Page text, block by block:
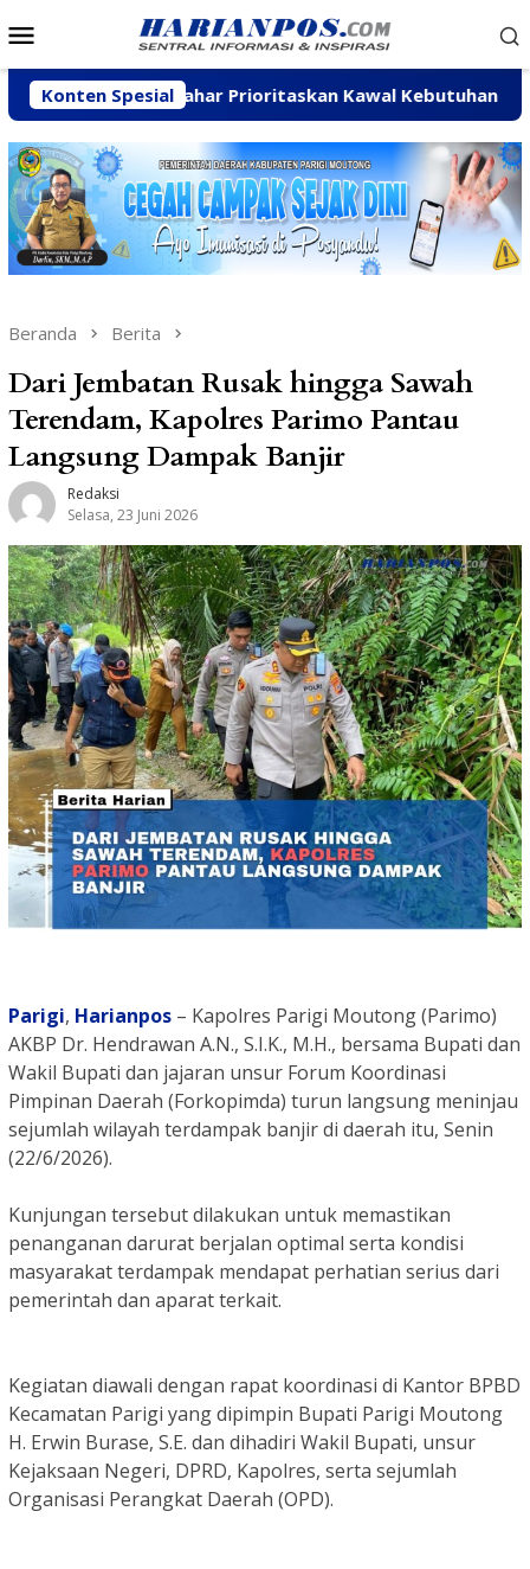
ke
Mobile
Konten Spesial
Sahar Prioritaskan Kawal Kebutuhan Dasar Warga
Beranda Berita
Dari Jembatan Rusak hingga Sawah
Terendam, Kapolres Parimo Pantau
Langsung Dampak Banjir
Redaksi
Selasa, 23 Juni 2026
Parigi, Harianpos – Kapolres Parigi Moutong (Parimo)
AKBP Dr. Hendrawan A.N., S.I.K., M.H., bersama Bupati dan
Wakil Bupati dan jajaran unsur Forum Koordinasi
Pimpinan Daerah (Forkopimda) turun langsung meninjau
sejumlah wilayah terdampak banjir di daerah itu, Senin
(22/6/2026).
Kunjungan tersebut dilakukan untuk memastikan
penanganan darurat berjalan optimal serta kondisi
masyarakat terdampak mendapat perhatian serius dari
pemerintah dan aparat terkait.
Kegiatan diawali dengan rapat koordinasi di Kantor BPBD
Kecamatan Parigi yang dipimpin Bupati Parigi Moutong
H. Erwin Burase, S.E. dan dihadiri Wakil Bupati, unsur
Kejaksaan Negeri, DPRD, Kapolres, serta sejumlah
Organisasi Perangkat Daerah (OPD).